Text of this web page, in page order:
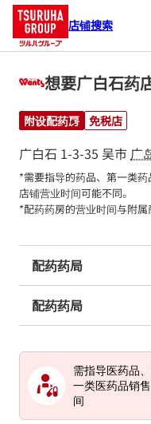
店铺搜索
想要广白石药
附设配药房 免税店
广白石 1-3-35 吴市 广
*需要指导的药品、第一类
店铺营业时间可能不同。
*配药药房的营业时间与附属
配药药局
配药药局
需指导医药品
一类医药品销
间